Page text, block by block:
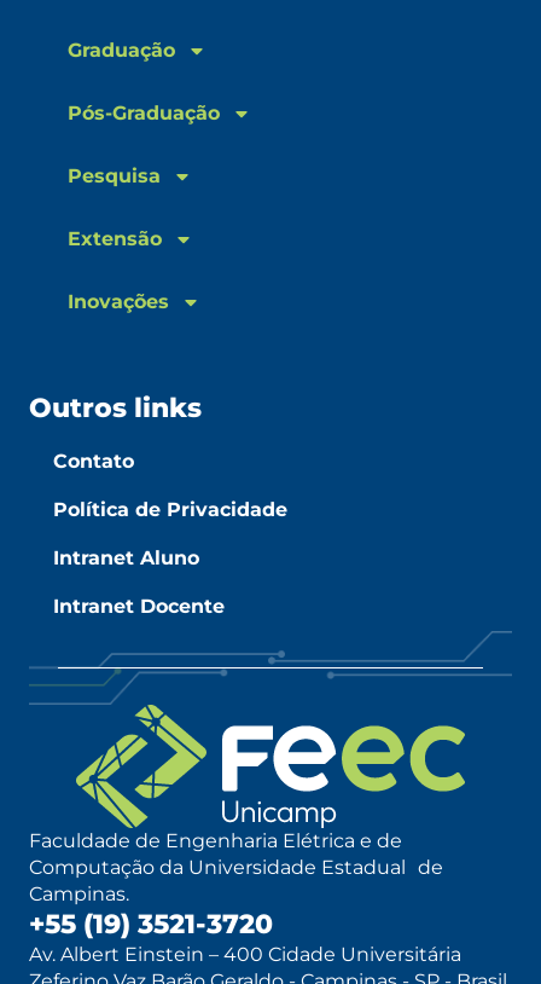
Graduação
Pós-Graduação
Pesquisa
Extensão
Inovações
Outros links
Contato
Política de Privacidade
Intranet Aluno
Intranet Docente
Faculdade de Engenharia Elétrica e de
Computação da Universidade Estadual de
Campinas.
+55 (19) 3521-3720
Av. Albert Einstein – 400 Cidade Universitária